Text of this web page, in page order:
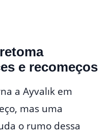
e recomeços
a Ayvalık em
mas uma
o rumo dessa